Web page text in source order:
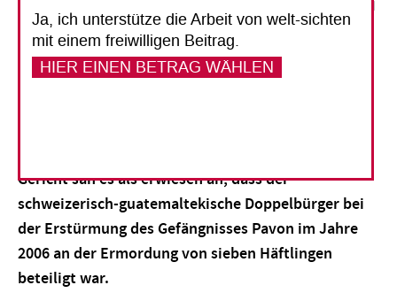
Vorlesen
Gericht sah es als erwiesen an, dass der
schweizerisch-guatemaltekische Doppelbürger bei
der Erstürmung des Gefängnisses Pavon im Jahre
2006 an der Ermordung von sieben Häftlingen
beteiligt war.
Ja, ich unterstütze die Arbeit von welt-sichten
mit einem freiwilligen Beitrag.
HIER EINEN BETRAG WÄHLEN